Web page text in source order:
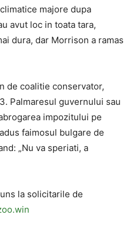
majore dupa
avut loc in toata tara,
dura, dar Morrison a ramas
de coalitie conservator,
Palmaresul guvernului sau
impozitului pe
faimosul bulgare de
„Nu va speriati, a
la solicitarile de